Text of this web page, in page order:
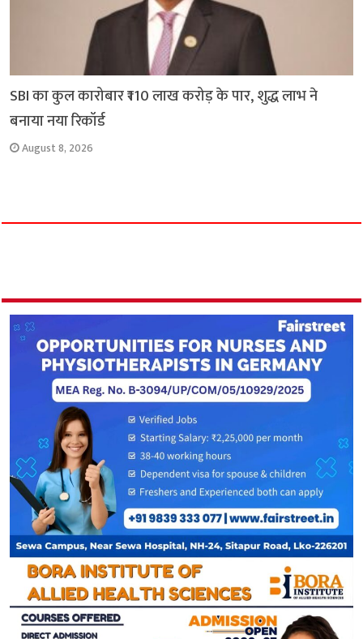
SBI का कुल कारोबार ₹110 लाख करोड़ के पार, शुद्ध लाभ ने
बनाया नया रिकॉर्ड
August 8, 2026